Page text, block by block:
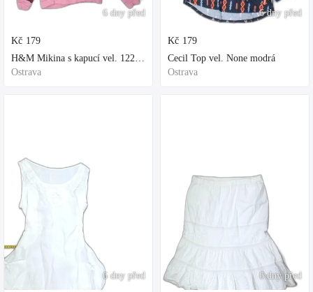
6 dny před
Kč 179
H&M Mikina s kapucí vel. 122 fialová
Ostrava
6 dny před
6 dny před
Kč 179
Cecil Top vel. None modrá
Ostrava
6 dny před